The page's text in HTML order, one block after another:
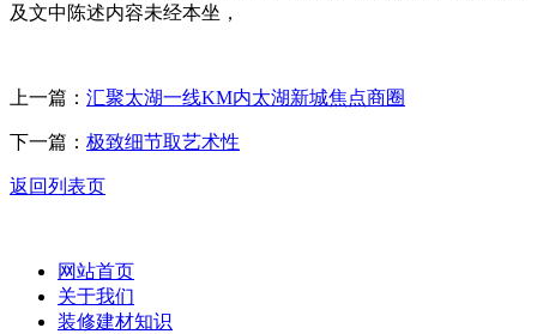
及文中陈述内容未经本坐，
上一篇： 汇聚太湖一线KM内太湖新城焦点商圈
下一篇： 极致细节取艺术性
返回列表页
网站首页
关于我们
装修建材知识